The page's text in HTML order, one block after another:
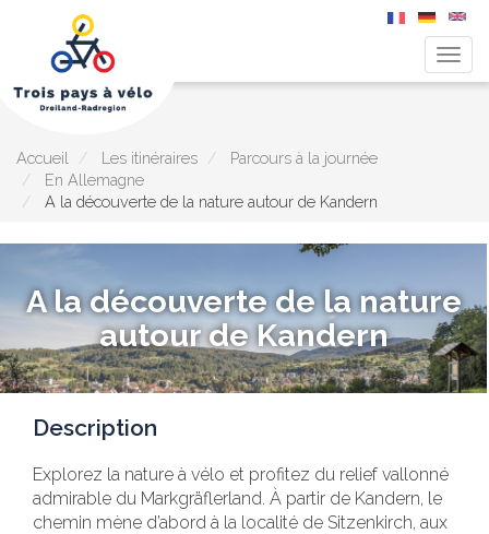
Aller
principal
Accueil Les itinéraires
Parcours à la journée
En Allemagne
A la découverte de la nature autour de Kandern
A la découverte de la nature
autour de Kandern
Description
Explorez la nature à vélo et profitez du relief vallonné
admirable du Markgräflerland. À partir de Kandern, le
chemin mène d’abord à la localité de Sitzenkirch, aux